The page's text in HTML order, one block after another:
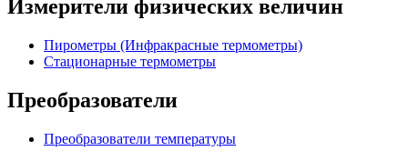
Измерители физических величин
Пирометры (Инфракрасные термометры)
Стационарные термометры
Преобразователи
Преобразователи температуры